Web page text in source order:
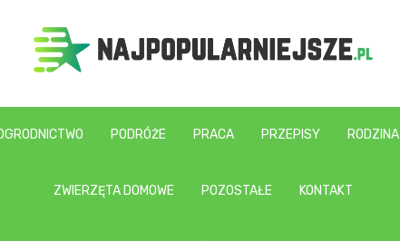
najpopularniejsze.pl
PODRÓŻE PRACA PRZEPISY RODZINA
ZWIERZĘTA DOMOWE POZOSTAŁE KONTAKT